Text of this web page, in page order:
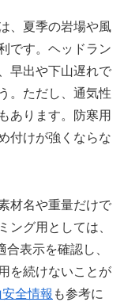
、夏季の岩場や風
です。ヘッドラン
早出や下山遅れで
。ただし、通気性
あります。防寒用
付けが強くならな
材名や重量だけで
ング用としては、
表示を確認し、
を続けないことが
全情報 も参考に